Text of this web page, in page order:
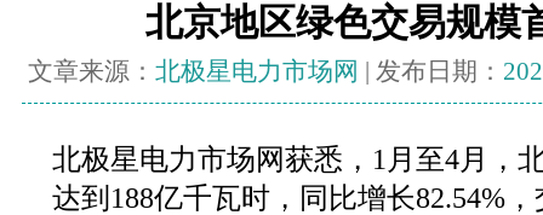
北京地区绿色交易规模
文章来源： 北极星电力市场网 | 发布日期：
北极星电力市场网获悉，1月至4月，
达到188亿千瓦时，同比增长82.54%